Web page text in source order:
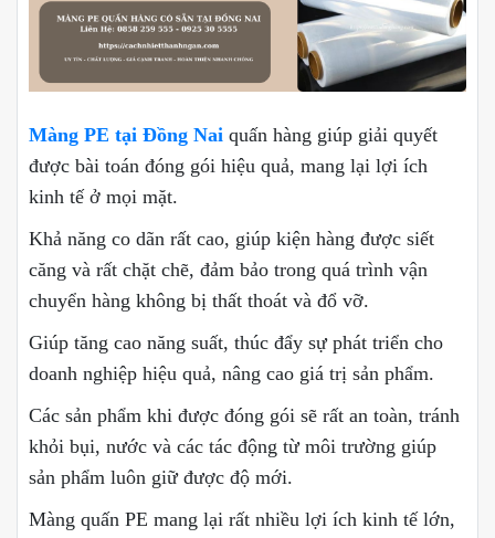
Màng PE tại Đồng Nai quấn hàng giúp giải quyết
được bài toán đóng gói hiệu quả, mang lại lợi ích
kinh tế ở mọi mặt.
Khả năng co dãn rất cao, giúp kiện hàng được siết
căng và rất chặt chẽ, đảm bảo trong quá trình vận
chuyển hàng không bị thất thoát và đổ vỡ.
Giúp tăng cao năng suất, thúc đẩy sự phát triển cho
doanh nghiệp hiệu quả, nâng cao giá trị sản phẩm.
Các sản phẩm khi được đóng gói sẽ rất an toàn, tránh
khỏi bụi, nước và các tác động từ môi trường giúp
sản phẩm luôn giữ được độ mới.
Màng quấn PE mang lại rất nhiều lợi ích kinh tế lớn,